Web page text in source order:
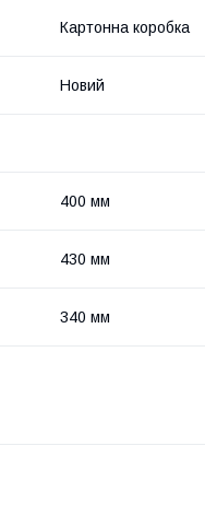
Картонна коробка
Новий
400 мм
430 мм
340 мм